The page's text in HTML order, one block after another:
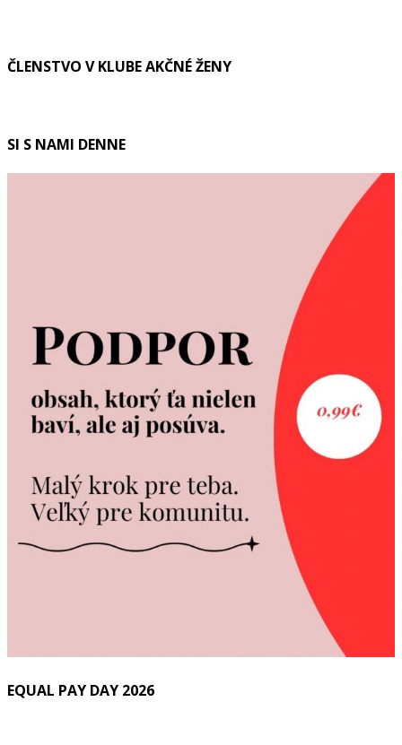
ČLENSTVO V KLUBE AKČNÉ ŽENY
SI S NAMI DENNE
EQUAL PAY DAY 2026